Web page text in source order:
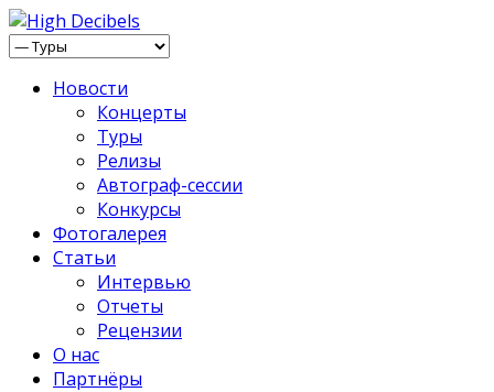
Новости
Концерты
Туры
Релизы
Автограф-сессии
Конкурсы
Фотогалерея
Статьи
Интервью
Отчеты
Рецензии
О нас
Партнёры